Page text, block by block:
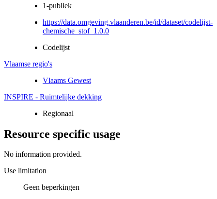
1-publiek
https://data.omgeving.vlaanderen.be/id/dataset/codelijst-
chemische_stof_1.0.0
Codelijst
Vlaamse regio's
Vlaams Gewest
INSPIRE - Ruimtelijke dekking
Regionaal
Resource specific usage
No information provided.
Use limitation
Geen beperkingen